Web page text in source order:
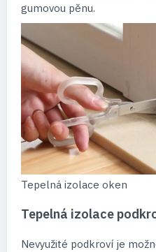
gumovou pěnu.
Tepelná izolace oken
Tepelná izolace
Nevyužité podkroví je